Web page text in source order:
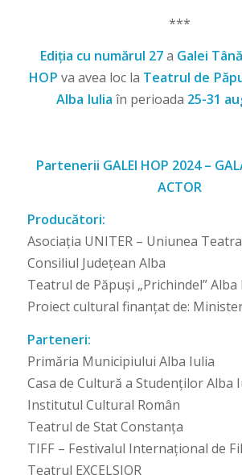
***
Ediția cu numărul 27a Galei
HOP va avea loc la Teatrul de
Alba Iulia în perioada 25-31
Partenerii GALEI HOP 2024 –
ACTOR
Producători:
Asociația UNITER – Uniunea
Consiliul Județean Alba
Teatrul de Păpuși „Prichindel” Alba
Proiect cultural finanțat de:
Parteneri:
Primăria Municipiului Alba Iulia
Casa de Cultură a Studenților Alba
Institutul Cultural Român
Teatrul de Stat Constanța
TIFF – Festivalul Internațional de
Teatrul EXCELSIOR